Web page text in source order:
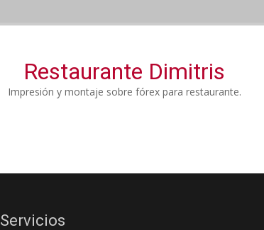
Restaurante Dimitris
Impresión y montaje sobre fórex para restaurante.
Servicios